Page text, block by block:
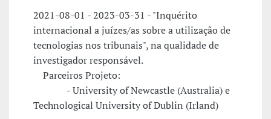
2021-08-01 - 2023-03-31 - "Inquérito
internacional a juízes/as sobre a utilização de
tecnologias nos tribunais", na qualidade de
investigador responsável.
Parceiros Projeto:
- University of Newcastle (Australia) e
Technological University of Dublin (Irland)